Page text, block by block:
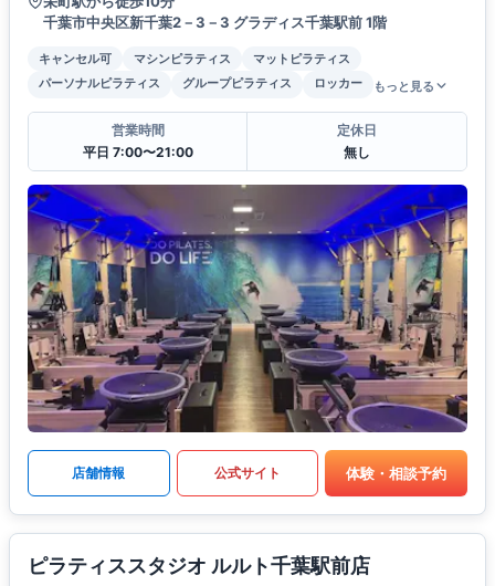
千葉市中央区新千葉2－3－3 グラディス千葉駅前 1階
キャンセル可 マシンピラティス
マットピラティス
パーソナルピラティス
グループピラティス ロッカー もっと見る
営業時間
平日 7:00〜21:00
定休日
無し
店舗情報 公式サイト 体験・相談予約
ピラティススタジオ ルルト千葉駅前店